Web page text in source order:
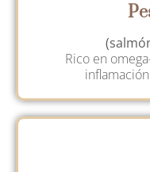
Rico en